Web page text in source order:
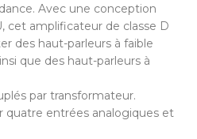
Avec une conception
cet amplificateur de classe D
des haut-parleurs à faible
que des haut-parleurs à
par transformateur.
quatre entrées analogiques et